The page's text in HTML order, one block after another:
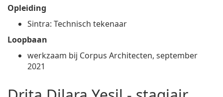
Opleiding
Sintra: Technisch tekenaar
Loopbaan
werkzaam bij Corpus Architecten, september
2021